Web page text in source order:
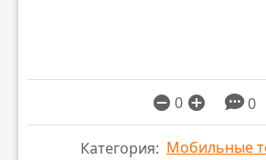
0 0
Категория: Мобильные